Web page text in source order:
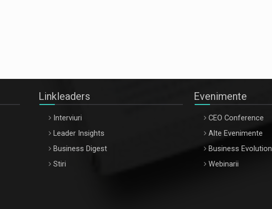
Linkleaders
Interviuri
Leader Insights
Business Digest
Stiri
Evenimente
CEO Conference
Alte Evenimente
Business Evolution
Webinarii